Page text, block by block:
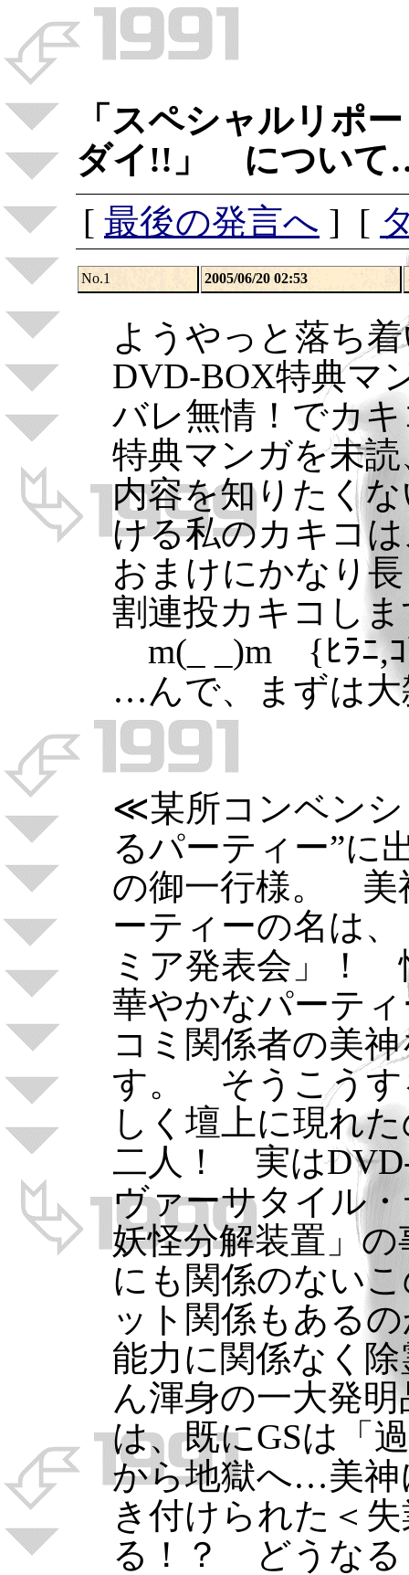
「スペシャルリ
ダイ!!」 につい
[ 最後の発言へ ] [
No.1 2005/06/20 02:53
ようやっと落ち
DVD-BOX特典マ
バレ無情！でカ
特典マンガを未
内容を知りたく
ける私のカキコ
おまけにかなり
割連投カキコし
m(_ _)m {ﾋﾗﾆ,
…んで、まずは大
≪某所コンベンシ
るパーティー”に
の御一行様。 美
ーティーの名は
ミア発表会」！
華やかなパーテ
コミ関係者の美
す。 そうこうす
しく壇上に現れ
二人！ 実は
ヴァーサタイル
妖怪分解装置」
にも関係のない
ット関係もある
能力に関係なく
ん渾身の一大発
は、既にGSは「
から地獄へ…美神
き付けられた＜
る！？ どうな